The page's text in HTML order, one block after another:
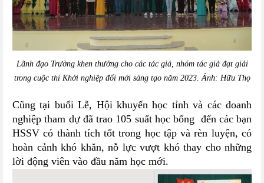
Lãnh đạo Trường khen thưởng cho các tác giả, nhóm tác giả đạt giải
trong cuộc thi Khởi nghiệp đổi mới sáng tạo năm 2023. Ảnh: Hữu Thọ
Cũng tại buổi Lễ, Hội khuyến học tỉnh và các doanh
nghiệp tham dự đã trao 105 suất học bổng đến các bạn
HSSV có thành tích tốt trong học tập và rèn luyện, có
hoàn cảnh khó khăn, nỗ lực vượt khó thay cho những
lời động viên vào đầu năm học mới.